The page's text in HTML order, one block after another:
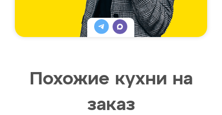
Похожие кухни на
заказ